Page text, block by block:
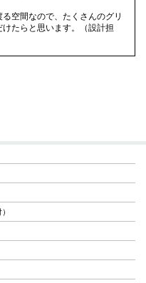
空間なので、たくさんのグリ
たらと思います。（設計担